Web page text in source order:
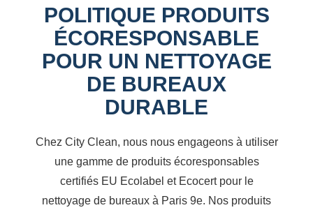
POLITIQUE PRODUITS
ÉCORESPONSABLE
POUR UN NETTOYAGE
DE BUREAUX
DURABLE
Chez City Clean, nous nous engageons à utiliser
une gamme de produits écoresponsables
certifiés EU Ecolabel et Ecocert pour le
nettoyage de bureaux à Paris 9e. Nos produits